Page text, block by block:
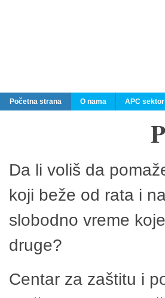
Početna strana O nama APC
Da li voliš da
koji beže od rata i
slobodno vreme
druge?
Centar za zaštitu i